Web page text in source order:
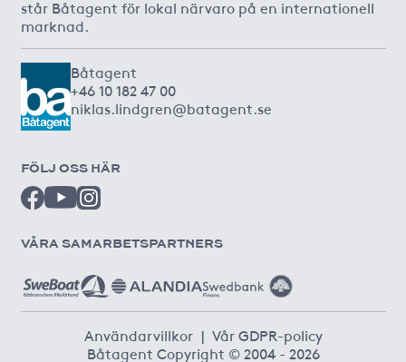
står Båtagent för lokal närvaro på en internationell
marknad.
Båtagent
+46 10 182 47 00
niklas.lindgren@batagent.se
FÖLJ OSS HÄR
VÅRA SAMARBETSPARTNERS
Användarvillkor | Vår GDPR-policy
Båtagent Copyright © 2004 - 2026